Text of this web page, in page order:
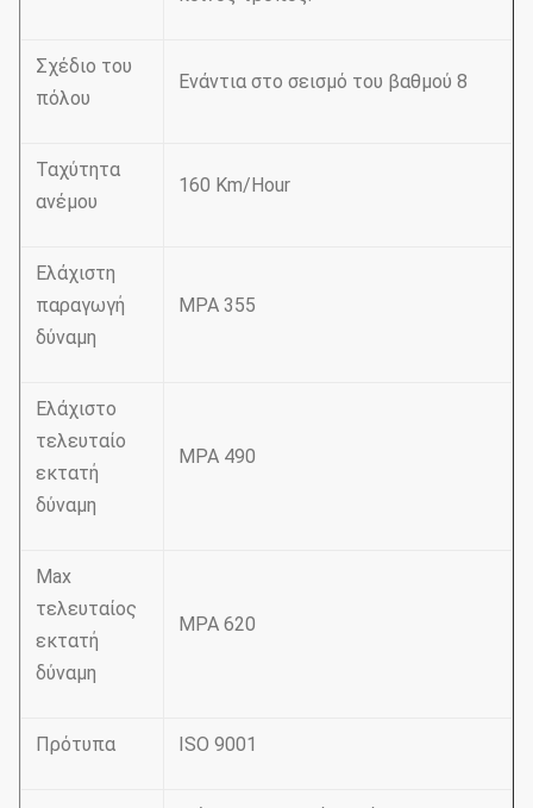
Σχέδιο του
πόλου
Ενάντια στο σεισμό του βαθμού 8
Ταχύτητα
ανέμου
160 Km/Hour
Ελάχιστη
παραγωγή
δύναμη
MPA 355
Ελάχιστο
τελευταίο
εκτατή
δύναμη
MPA 490
Max
τελευταίος
εκτατή
δύναμη
MPA 620
Πρότυπα ISO 9001